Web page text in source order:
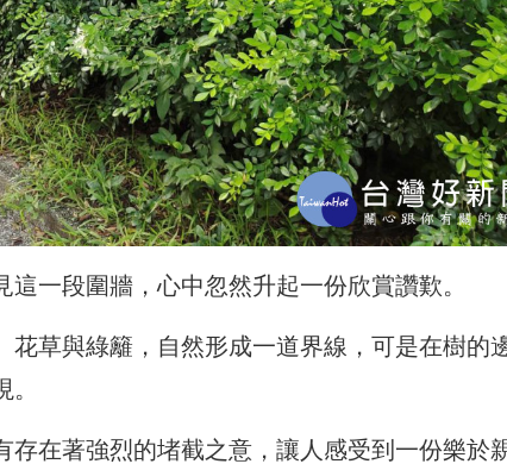
一段圍牆，心中忽然升起一份欣賞讚歎。
草與綠籬，自然形成一道界線，可是在樹的
在著強烈的堵截之意，讓人感受到一份樂於